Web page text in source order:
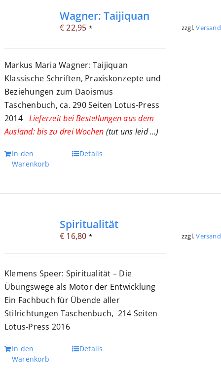
Wagner: Taijiquan
€22,95 * zzgl.Versand
Markus Maria Wagner: Taijiquan
Klassische Schriften, Praxiskonzepte und
Beziehungen zum Daoismus
Taschenbuch, ca. 290 Seiten Lotus-Press
2014 Lieferzeit bei Bestellungen aus dem
Ausland: bis zu drei Wochen (tut uns leid …)
In den
Warenkorb
Details
Spiritualität
€ 16,80 * zzgl.Versand
Klemens Speer: Spiritualität – Die
Übungswege als Motor der Entwicklung
Ein Fachbuch für Übende aller
Stilrichtungen Taschenbuch, 214 Seiten
Lotus-Press 2016
In den
Warenkorb
Details